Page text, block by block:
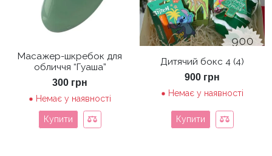
Масажер-шкребок для
обличчя “Гуаша”
300 грн
Немає у наявності
Купити
Дитячий бокс 4 (4)
900 грн
Немає у наявності
Купити